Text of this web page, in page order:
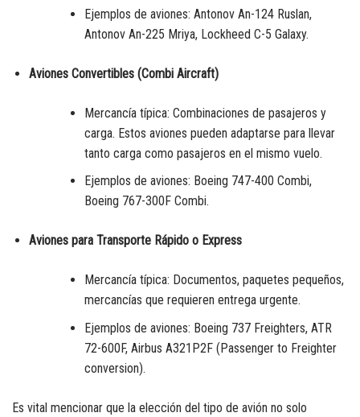
Ejemplos de aviones: Antonov An-124 Ruslan,
Antonov An-225 Mriya, Lockheed C-5 Galaxy.
Aviones Convertibles (Combi Aircraft)
Mercancía típica: Combinaciones de pasajeros y
carga. Estos aviones pueden adaptarse para llevar
tanto carga como pasajeros en el mismo vuelo.
Ejemplos de aviones: Boeing 747-400 Combi,
Boeing 767-300F Combi.
Aviones para Transporte Rápido o Express
Mercancía típica: Documentos, paquetes pequeños,
mercancías que requieren entrega urgente.
Ejemplos de aviones: Boeing 737 Freighters, ATR
72-600F, Airbus A321P2F (Passenger to Freighter
conversion).
Es vital mencionar que la elección del tipo de avión no solo